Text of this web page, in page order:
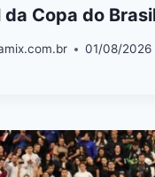
Copa do
01/08/2026